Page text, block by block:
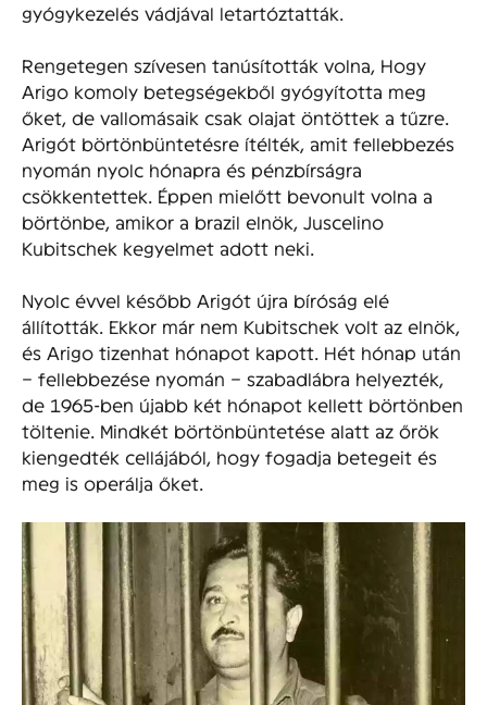
gyógykezelés vádjával letartóztatták.
Rengetegen szívesen tanúsították volna, Hogy
Arigo komoly betegségekből gyógyította meg
őket, de vallomásaik csak olajat öntöttek a tűzre.
Arigót börtönbüntetésre ítélték, amit fellebbezés
nyomán nyolc hónapra és pénzbírságra
csökkentettek. Éppen mielőtt bevonult volna a
börtönbe, amikor a brazil elnök, Juscelino
Kubitschek kegyelmet adott neki.
Nyolc évvel később Arigót újra bíróság elé
állították. Ekkor már nem Kubitschek volt az elnök,
és Arigo tizenhat hónapot kapott. Hét hónap után
– fellebbezése nyomán – szabadlábra helyezték,
de 1965-ben újabb két hónapot kellett börtönben
töltenie. Mindkét börtönbüntetése alatt az őrök
kiengedték cellájából, hogy fogadja betegeit és
meg is operálja őket.